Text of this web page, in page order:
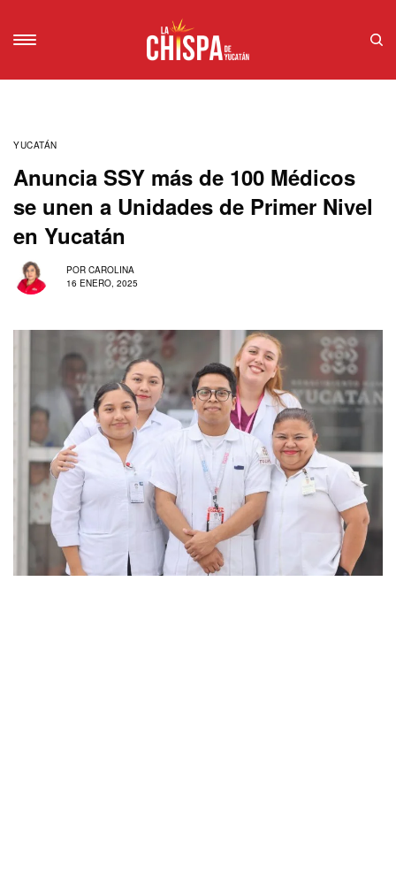
YUCATÁN
Anuncia SSY más de 100 Médicos
se unen a Unidades de Primer Nivel
en Yucatán
POR CAROLINA
16 ENERO, 2025